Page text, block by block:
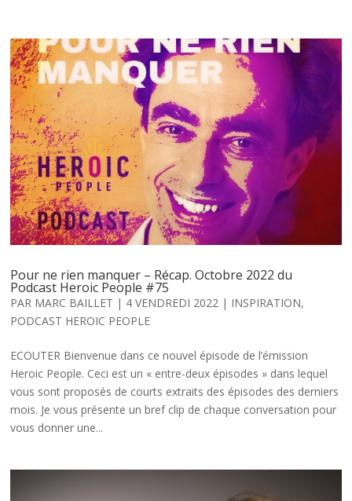
Pour ne rien manquer – Récap. Octobre 2022 du
Podcast Heroic People #75
PAR MARC BAILLET | 4 VENDREDI 2022 | INSPIRATION,
PODCAST HEROIC PEOPLE
ECOUTER Bienvenue dans ce nouvel épisode de l’émission
Heroic People. Ceci est un « entre-deux épisodes » dans lequel
vous sont proposés de courts extraits des épisodes des derniers
mois. Je vous présente un bref clip de chaque conversation pour
vous donner une...